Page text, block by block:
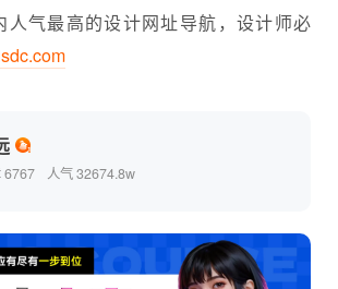
人气最高的设计网址导航，设计师必
6767 人气 32674.8w